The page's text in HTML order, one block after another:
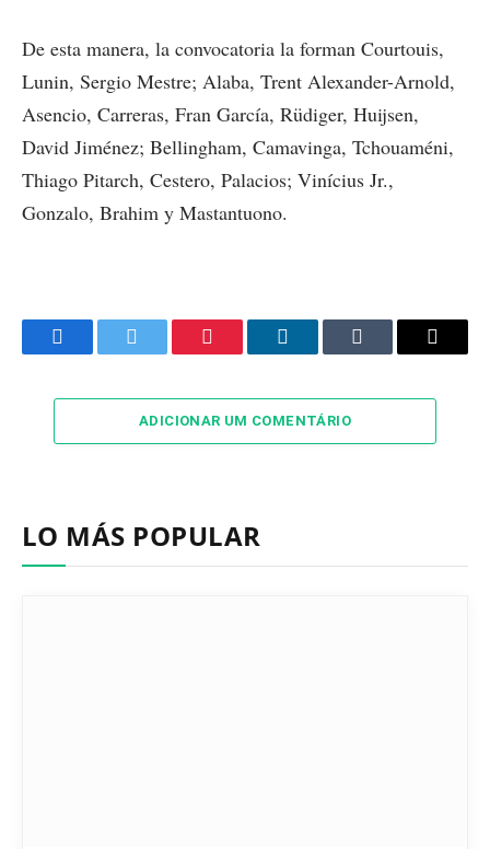
De esta manera, la convocatoria la forman Courtouis,
Lunin, Sergio Mestre; Alaba, Trent Alexander-Arnold,
Asencio, Carreras, Fran García, Rüdiger, Huijsen,
David Jiménez; Bellingham, Camavinga, Tchouaméni,
Thiago Pitarch, Cestero, Palacios; Vinícius Jr.,
Gonzalo, Brahim y Mastantuono.
FacebookTwitter Pinterest LinkedInTumblr Email
ADICIONAR UM COMENTÁRIO
LO MÁS POPULAR